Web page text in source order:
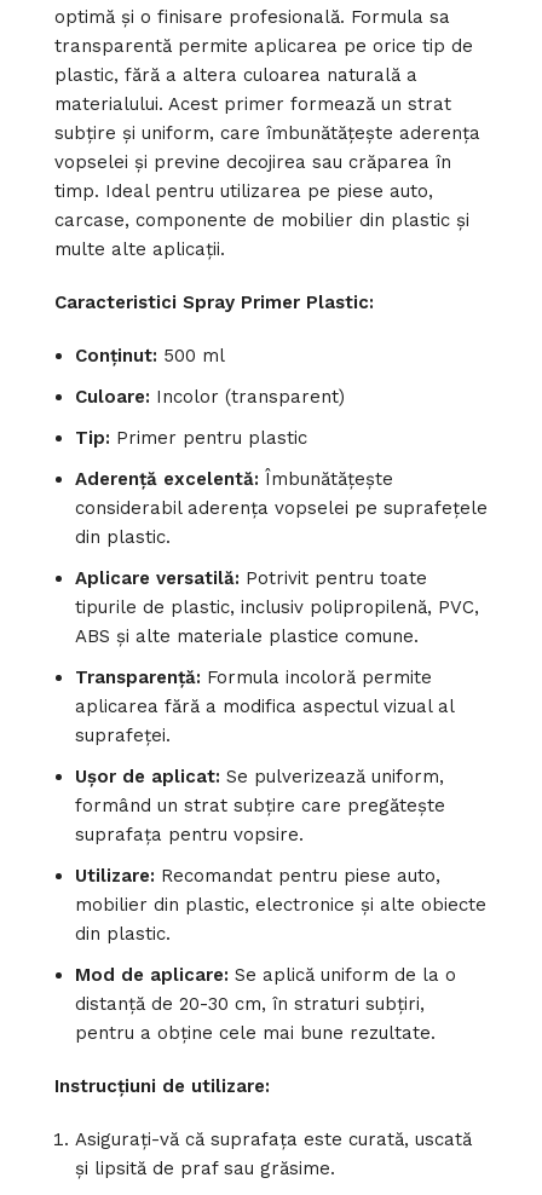
optimă și o finisare profesională. Formula sa
transparentă permite aplicarea pe orice tip de
plastic, fără a altera culoarea naturală a
materialului. Acest primer formează un strat
subțire și uniform, care îmbunătățește aderența
vopselei și previne decojirea sau crăparea în
timp. Ideal pentru utilizarea pe piese auto,
carcase, componente de mobilier din plastic și
multe alte aplicații.
Caracteristici Spray Primer Plastic:
Conținut: 500 ml
Culoare: Incolor (transparent)
Tip: Primer pentru plastic
Aderență excelentă: Îmbunătățește
considerabil aderența vopselei pe suprafețele
din plastic.
Aplicare versatilă: Potrivit pentru toate
tipurile de plastic, inclusiv polipropilenă, PVC,
ABS și alte materiale plastice comune.
Transparență: Formula incoloră permite
aplicarea fără a modifica aspectul vizual al
suprafeței.
Ușor de aplicat: Se pulverizează uniform,
formând un strat subțire care pregătește
suprafața pentru vopsire.
Utilizare: Recomandat pentru piese auto,
mobilier din plastic, electronice și alte obiecte
din plastic.
Mod de aplicare: Se aplică uniform de la o
distanță de 20-30 cm, în straturi subțiri,
pentru a obține cele mai bune rezultate.
Instrucțiuni de utilizare:
Asigurați-vă că suprafața este curată, uscată
și lipsită de praf sau grăsime.